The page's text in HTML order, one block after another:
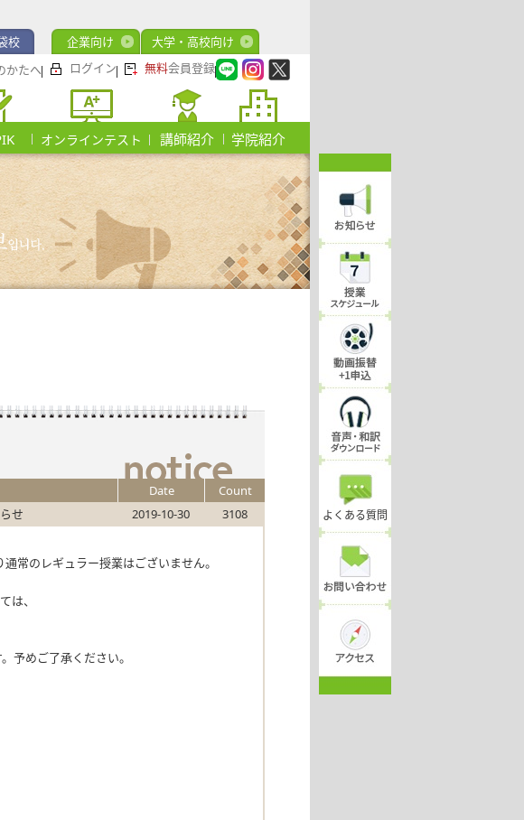
校 企業向け
大学・高校向け
かたへ
ログイン 無料会員登録
オンラインテスト 講師紹介 学院紹介
Date
Count
せ 2019-10-30 3108
常のレギュラー授業はございません。
は、
予めご了承ください。
よくある質問